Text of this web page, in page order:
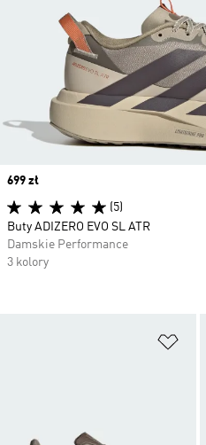
Price
699 zł
(5)
Buty ADIZERO EVO SL ATR
Damskie Performance
3 kolory